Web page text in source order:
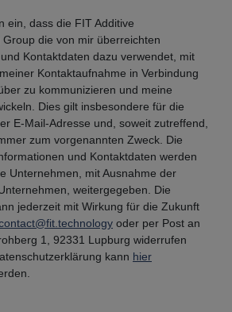
ein, dass die FIT Additive
die von mir überreichten
Kontaktdaten dazu verwendet, mit
Kontaktaufnahme in Verbindung
zu kommunizieren und meine
Dies gilt insbesondere für die
E-Mail-Adresse und, soweit zutreffend,
zum vorgenannten Zweck. Die
und Kontaktdaten werden
Unternehmen, mit Ausnahme der
weitergegeben. Die
jederzeit mit Wirkung für die Zukunft
oder per Post an
1, 92331 Lupburg widerrufen
kann hier